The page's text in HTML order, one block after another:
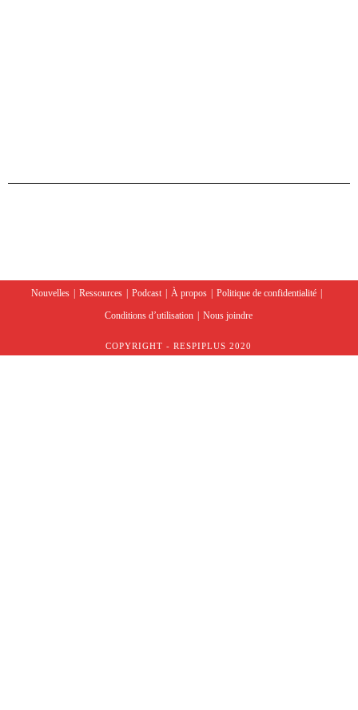
Nouvelles Ressources Podcast À propos
Politique de confidentialité
Conditions d’utilisation
Nous joindre
COPYRIGHT - RESPIPLUS 2020